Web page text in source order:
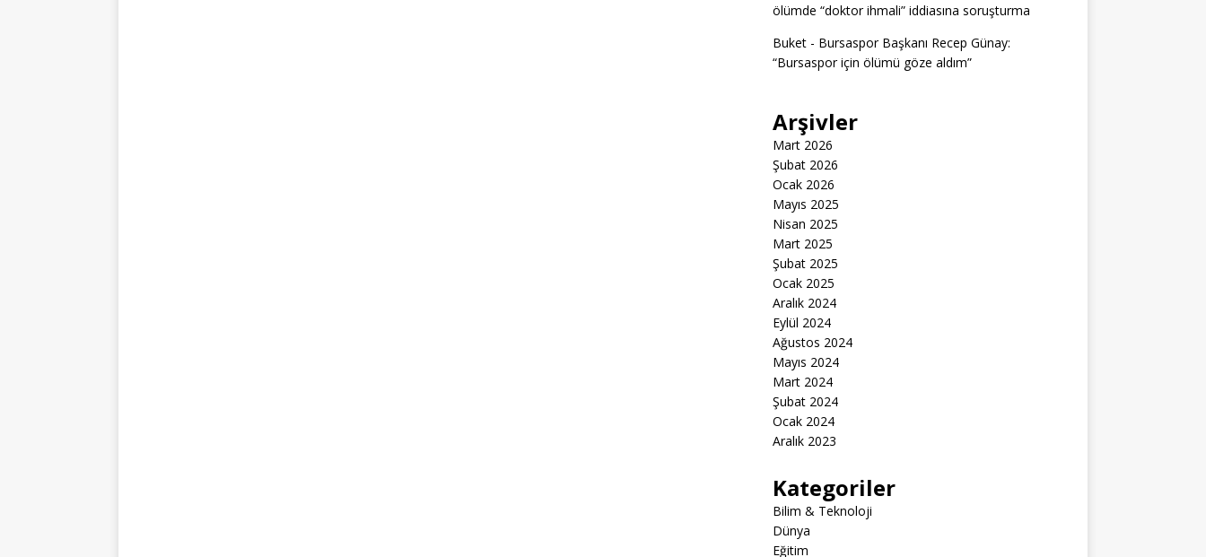
ölümde “doktor ihmali” iddiasına soruşturma
Buket- Bursaspor Başkanı Recep Günay:
“Bursaspor için ölümü göze aldım”
Arşivler
Mart 2026
Şubat 2026
Ocak 2026
Mayıs 2025
Nisan 2025
Mart 2025
Şubat 2025
Ocak 2025
Aralık 2024
Eylül 2024
Ağustos 2024
Mayıs 2024
Mart 2024
Şubat 2024
Ocak 2024
Aralık 2023
Kategoriler
Bilim & Teknoloji
Dünya
Eğitim